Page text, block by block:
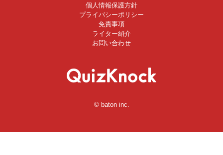
個人情報保護方針
プライバシーポリシー
免責事項
ライター紹介
お問い合わせ
© baton inc.